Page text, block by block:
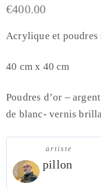
€400.00
Acrylique et poudres
40 cm x 40 cm
Poudres d’or –
de blanc- vernis
artiste
pillon